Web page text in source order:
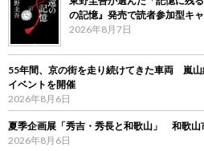
の記憶』発売で読者参加型キ
2026年8月7日
55年間、京の街を走り続けてきた車両 嵐
イベントを開催
2026年8月6日
夏季企画展「秀吉・秀長と和歌山」 和歌山
2026年8月6日